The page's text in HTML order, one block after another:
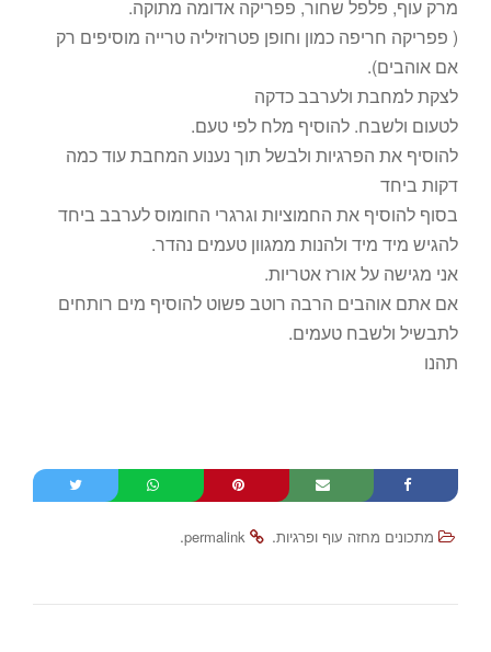
מרק עוף, פלפל שחור, פפריקה אדומה מתוקה.
( פפריקה חריפה כמון וחופן פטרוזיליה טרייה מוסיפים רק
אם אוהבים).
לצקת למחבת ולערבב כדקה
לטעום ולשבח. להוסיף מלח לפי טעם.
להוסיף את הפרגיות ולבשל תוך נענוע המחבת עוד כמה
דקות ביחד
בסוף להוסיף את החמוציות וגרגרי החומוס לערבב ביחד
להגיש מיד מיד ולהנות ממגוון טעמים נהדר.
אני מגישה על אורז אטריות.
אם אתם אוהבים הרבה רוטב פשוט להוסיף מים רותחים
לתבשיל ולשבח טעמים.
תהנו
מתכונים מחזה עוף ופרגיות.
permalink
.